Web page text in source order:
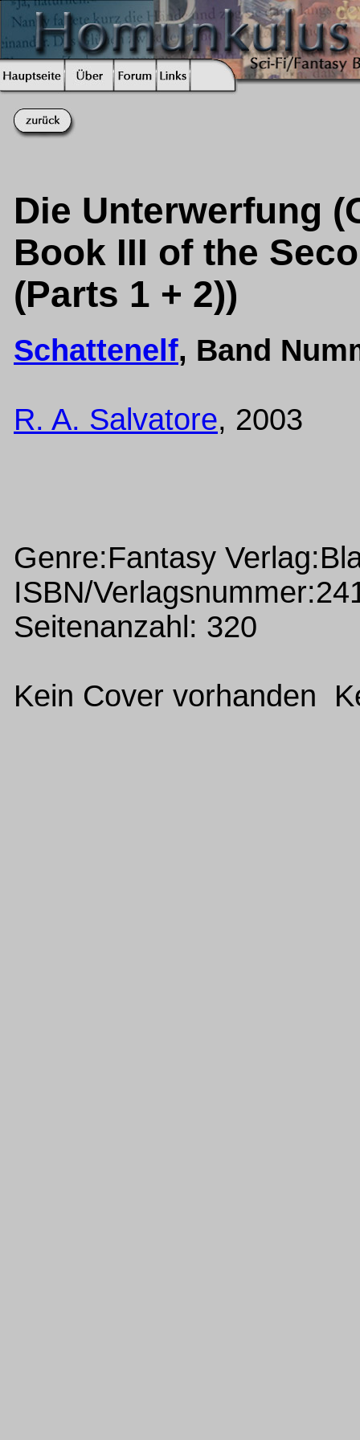
Die Unterwerfung
Book III of the
(Parts 1 + 2))
Schattenelf, Band
R. A. Salvatore, 2003
Genre:Fantasy
ISBN/
Seitenanzahl: 320
Kein Cover vorhanden